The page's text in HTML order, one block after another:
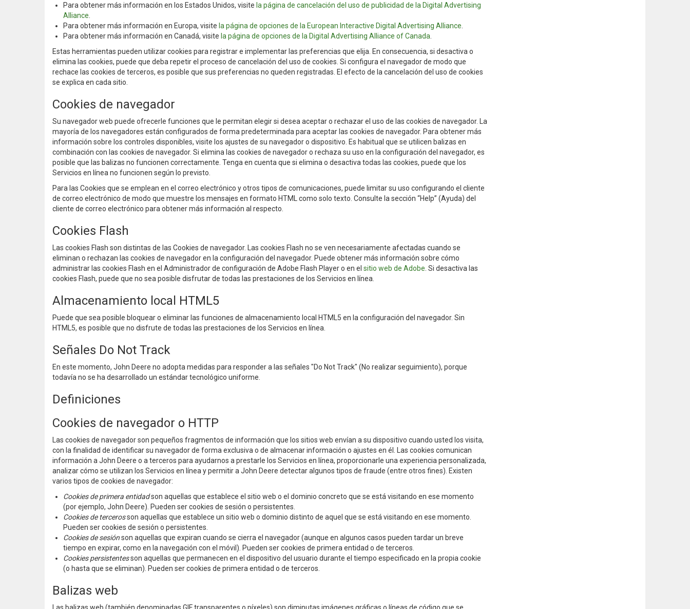
Para obtener más información en los Estados Unidos, visite la página de cancelación del uso de publicidad de la Digital Advertising
Alliance
Para obtener más información en Europa, visite la página de opciones de la European Interactive Digital Advertising Alliance
Para obtener más información en Canadá, visite la página de opciones de la Digital Advertising Alliance of Canada
Estas herramientas pueden utilizar cookies para registrar e implementar las preferencias que elija. En consecuencia, si desactiva o
elimina las cookies, puede que deba repetir el proceso de cancelación del uso de cookies. Si configura el navegador de modo que
rechace las cookies de terceros, es posible que sus preferencias no queden registradas. El efecto de la cancelación del uso de cookies
se explica en cada sitio.
Cookies de navegador
Su navegador web puede ofrecerle funciones que le permitan elegir si desea aceptar o rechazar el uso de las cookies de navegador. La
mayoría de los navegadores están configurados de forma predeterminada para aceptar las cookies de navegador. Para obtener más
información sobre los controles disponibles, visite los ajustes de su navegador o dispositivo. Es habitual que se utilicen balizas en
combinación con las cookies de navegador. Si elimina las cookies de navegador o rechaza su uso en la configuración del navegador, es
posible que las balizas no funcionen correctamente. Tenga en cuenta que si elimina o desactiva todas las cookies, puede que los
Servicios en línea no funcionen según lo previsto.
Para las Cookies que se emplean en el correo electrónico y otros tipos de comunicaciones, puede limitar su uso configurando el cliente
de correo electrónico de modo que muestre los mensajes en formato HTML como solo texto. Consulte la sección “Help” (Ayuda) del
cliente de correo electrónico para obtener más información al respecto.
Cookies Flash
Las cookies Flash son distintas de las Cookies de navegador. Las cookies Flash no se ven necesariamente afectadas cuando se
eliminan o rechazan las cookies de navegador en la configuración del navegador. Puede obtener más información sobre cómo
administrar las cookies Flash en el Administrador de configuración de Adobe Flash Player o en el sitio web de Adobe . Si desactiva las
cookies Flash, puede que no sea posible disfrutar de todas las prestaciones de los Servicios en línea.
Almacenamiento local HTML5
Puede que sea posible bloquear o eliminar las funciones de almacenamiento local HTML5 en la configuración del navegador. Sin
HTML5, es posible que no disfrute de todas las prestaciones de los Servicios en línea.
Señales Do Not Track
En este momento, John Deere no adopta medidas para responder a las señales "Do Not Track" (No realizar seguimiento), porque
todavía no se ha desarrollado un estándar tecnológico uniforme.
Definiciones
Cookies de navegador o HTTP
Las cookies de navegador son pequeños fragmentos de información que los sitios web envían a su dispositivo cuando usted los visita,
con la finalidad de identificar su navegador de forma exclusiva o de almacenar información o ajustes en él. Las cookies comunican
información a John Deere o a terceros para ayudarnos a prestarle los Servicios en línea, proporcionarle una experiencia personalizada,
analizar cómo se utilizan los Servicios en línea y permitir a John Deere detectar algunos tipos de fraude (entre otros fines). Existen
varios tipos de cookies de navegador:
Cookies de primera entidadson aquellas que establece el sitio web o el dominio concreto que se está visitando en ese momento
(por ejemplo, John Deere). Pueden ser cookies de sesión o persistentes.
Cookies de tercerosson aquellas que establece un sitio web o dominio distinto de aquel que se está visitando en ese momento.
Pueden ser cookies de sesión o persistentes.
Cookies de sesiónson aquellas que expiran cuando se cierra el navegador (aunque en algunos casos pueden tardar un breve
tiempo en expirar, como en la navegación con el móvil). Pueden ser cookies de primera entidad o de terceros.
Cookies persistentesson aquellas que permanecen en el dispositivo del usuario durante el tiempo especificado en la propia cookie
(o hasta que se eliminan). Pueden ser cookies de primera entidad o de terceros.
Balizas web